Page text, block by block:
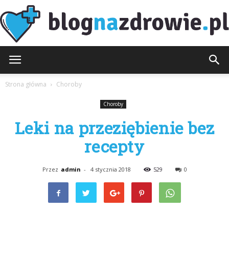
Strona główna Choroby
Choroby
Leki na przeziębienie bez
recepty
Przez admin - 4 stycznia 2018 529 0